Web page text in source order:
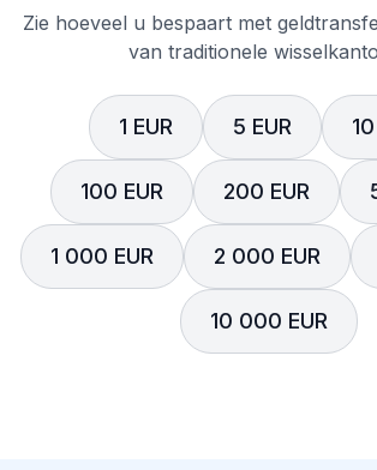
Zie hoeveel u bespaart met
van traditionele
1 EUR 5 EUR
100 EUR 200 EUR
1 000 EUR 2 000 EUR
10 000 EUR